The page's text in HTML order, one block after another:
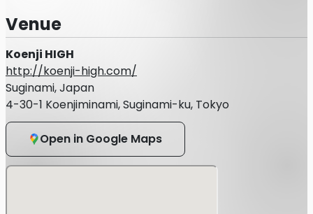
・運転免許証
・マイナンバーカード
・在留カードまたは外国人登録証明書
・特別永住者証明書
・官公庁が顔写真を貼付した各種福祉手帳（写真付き身体障
害者手帳など）
Venue
Koenji HIGH
http://koenji-high.com/
Suginami, Japan
4-30-1 Koenjiminami, Suginami-ku, Tokyo
Open in Google Maps